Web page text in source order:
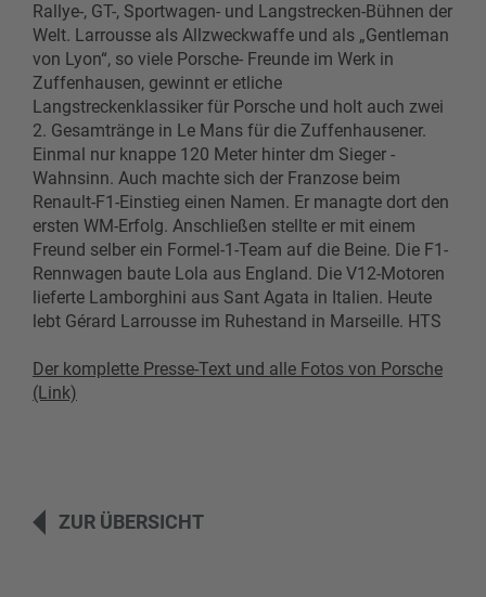
Rallye-, GT-, Sportwagen- und Langstrecken-Bühnen der
Welt. Larrousse als Allzweckwaffe und als „Gentleman
von Lyon“, so viele Porsche- Freunde im Werk in
Zuffenhausen, gewinnt er etliche
Langstreckenklassiker für Porsche und holt auch zwei
2. Gesamtränge in Le Mans für die Zuffenhausener.
Einmal nur knappe 120 Meter hinter dm Sieger -
Wahnsinn. Auch machte sich der Franzose beim
Renault-F1-Einstieg einen Namen. Er managte dort den
ersten WM-Erfolg. Anschließen stellte er mit einem
Freund selber ein Formel-1-Team auf die Beine. Die F1-
Rennwagen baute Lola aus England. Die V12-Motoren
lieferte Lamborghini aus Sant Agata in Italien. Heute
lebt Gérard Larrousse im Ruhestand in Marseille. HTS
Der komplette Presse-Text und alle Fotos von Porsche
(Link)
ZUR ÜBERSICHT